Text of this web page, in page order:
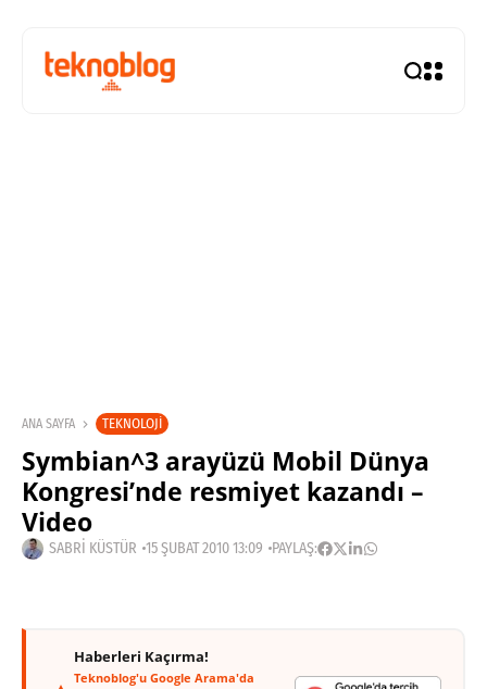
ANA SAYFA TEKNOLOJI
Symbian^3 arayüzü Mobil Dünya
Kongresi’nde resmiyet kazandı –
Video
SABRI KÜSTÜR 15 ŞUBAT 2010 13:09 PAYLAŞ:
Haberleri Kaçırma!
Teknoblog'u Google Arama'da